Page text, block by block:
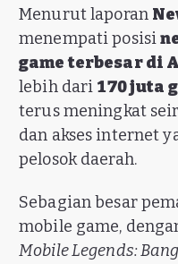
Menurut laporan
menempati posisi
game terbesar di
lebih dari 170 juta
terus meningkat
dan akses internet
pelosok daerah.
Sebagian besar
mobile game,
Mobile Legends: